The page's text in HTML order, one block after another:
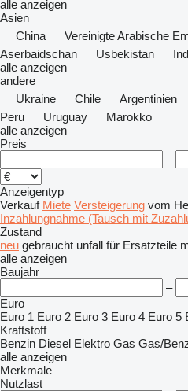
alle anzeigen
Asien
China
Vereinigte Arabische
Aserbaidschan
Usbekistan
alle anzeigen
andere
Ukraine
Chile Argentinien
Peru
Uruguay
Marokko
alle anzeigen
Preis
–
Anzeigentyp
Verkauf Miete Versteigerung vom
Inzahlungnahme (Tausch mit
Zustand
neu gebraucht unfall für Ersatzteile
alle anzeigen
Baujahr
–
Euro
Euro 1 Euro 2 Euro 3 Euro 4 Euro 5
Kraftstoff
Benzin Diesel Elektro Gas Gas/
alle anzeigen
Merkmale
Nutzlast